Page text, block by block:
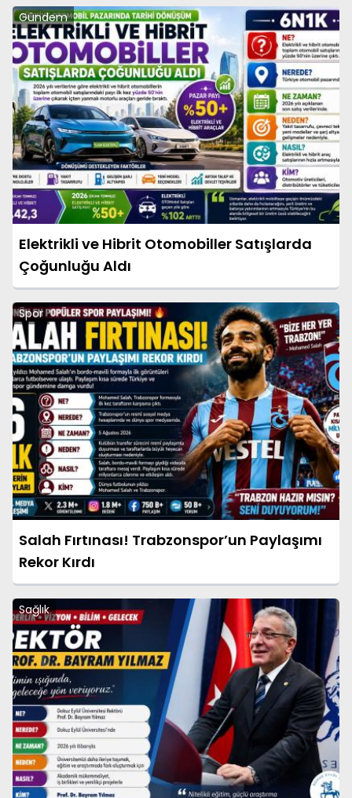
Gündem
Elektrikli ve Hibrit Otomobiller Satışlarda
Çoğunluğu Aldı
Spor
Salah Fırtınası! Trabzonspor’un Paylaşımı
Rekor Kırdı
Sağlık